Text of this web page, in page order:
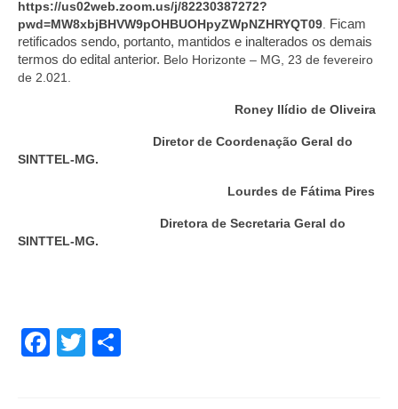
https://us02web.zoom.us/j/82230387272?
pwd=MW8xbjBHVW9pOHBUOHpyZWpNZHRYQT09
Ficam
retificados sendo, portanto, mantidos e inalterados os demais
termos do edital anterior. Belo Horizonte – MG, 23 de fevereiro
de 2.021.
Roney Ilídio de Oliveira
Diretor de Coordenação Geral do
SINTTEL-MG.
Lourdes de Fátima Pires
Diretora de Secretaria Geral do
SINTTEL-MG.
Facebook
Twitter